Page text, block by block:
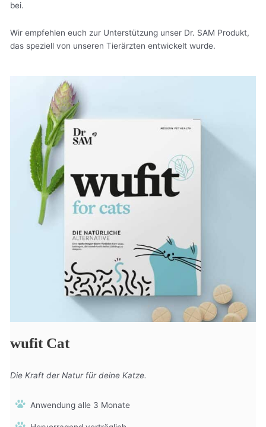
bei.
Wir empfehlen euch zur Unterstützung unser Dr. SAM Produkt,
das speziell von unseren Tierärzten entwickelt wurde.
wufit Cat
Die Kraft der Natur für deine Katze.
Anwendung alle 3 Monate